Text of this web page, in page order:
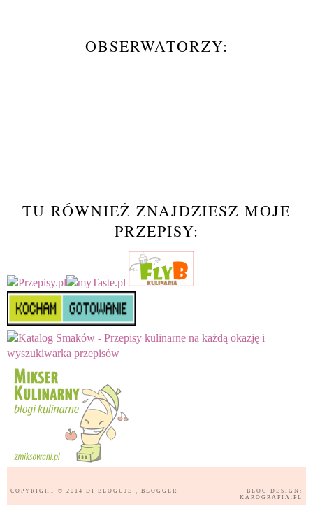
OBSERWATORZY:
TU RÓWNIEŻ ZNAJDZIESZ MOJE
PRZEPISY:
COPYRIGHT © 2014 DI BLOGUJE , BLOGGER
BLOG DESIGN:
KAROGRAFIA.PL